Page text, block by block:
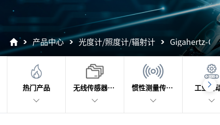
产品中心 光度计/照度计/辐射计 Gigahertz-
热门产品 无线传感器及数据采集 惯性测量传感器 工业自